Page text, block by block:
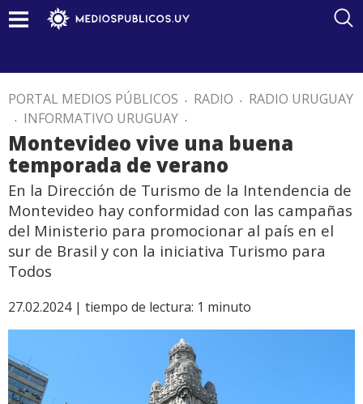
PORTAL MEDIOS PÚBLICOS . RADIO . RADIO URUGUAY
. INFORMATIVO URUGUAY .
Montevideo vive una buena
temporada de verano
En la Dirección de Turismo de la Intendencia de
Montevideo hay conformidad con las campañas
del Ministerio para promocionar al país en el
sur de Brasil y con la iniciativa Turismo para
Todos
27.02.2024 | tiempo de lectura: 1 minuto